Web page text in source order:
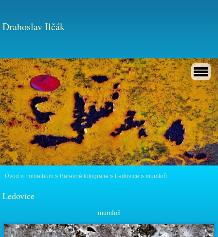
Drahoslav Ilčák
Úvod » Fotoalbum » Barevné fotografie » Ledovice » mumloň
Ledovice
mumloň